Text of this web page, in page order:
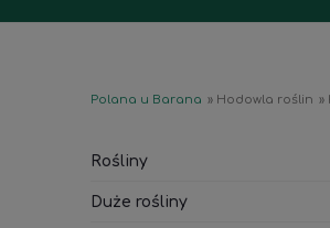
Polana u Barana » Hodowla roślin »
Rośliny
Duże rośliny